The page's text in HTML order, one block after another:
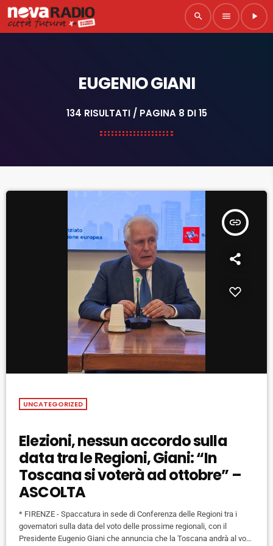
search menu play_arrow
EUGENIO GIANI
134 RISULTATI / PAGINA 8 DI 15
insert_link
UNCATEGORIZED
Elezioni, nessun accordo sulla
data tra le Regioni, Giani: “In
Toscana si voterà ad ottobre” –
ASCOLTA
* FIRENZE - Spaccatura in sede di Conferenza delle Regioni tra i
governatori sulla data del voto delle prossime regionali, con il
Presidente Eugenio Giani che annuncia che la Toscana andrà al voto